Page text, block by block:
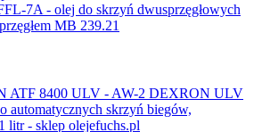
7A - olej do skrzyń dwusprzęgłowych
MB 239.21